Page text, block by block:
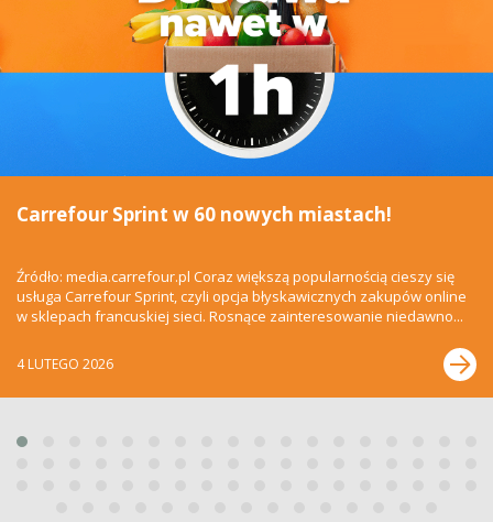
Carrefour Sprint w 60 nowych miastach!
Źródło: media.carrefour.pl Coraz większą popularnością cieszy się
usługa Carrefour Sprint, czyli opcja błyskawicznych zakupów online
w sklepach francuskiej sieci. Rosnące zainteresowanie niedawno...
4 LUTEGO 2026